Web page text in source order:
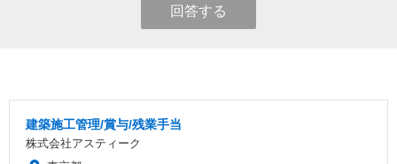
回答する
建築施工管理/賞与/残業手当
株式会社アスティーク